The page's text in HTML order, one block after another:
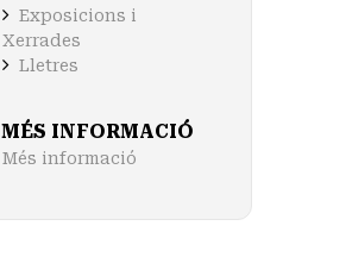
Exposicions i
Xerrades
Lletres
MÉS INFORMACIÓ
Més informació